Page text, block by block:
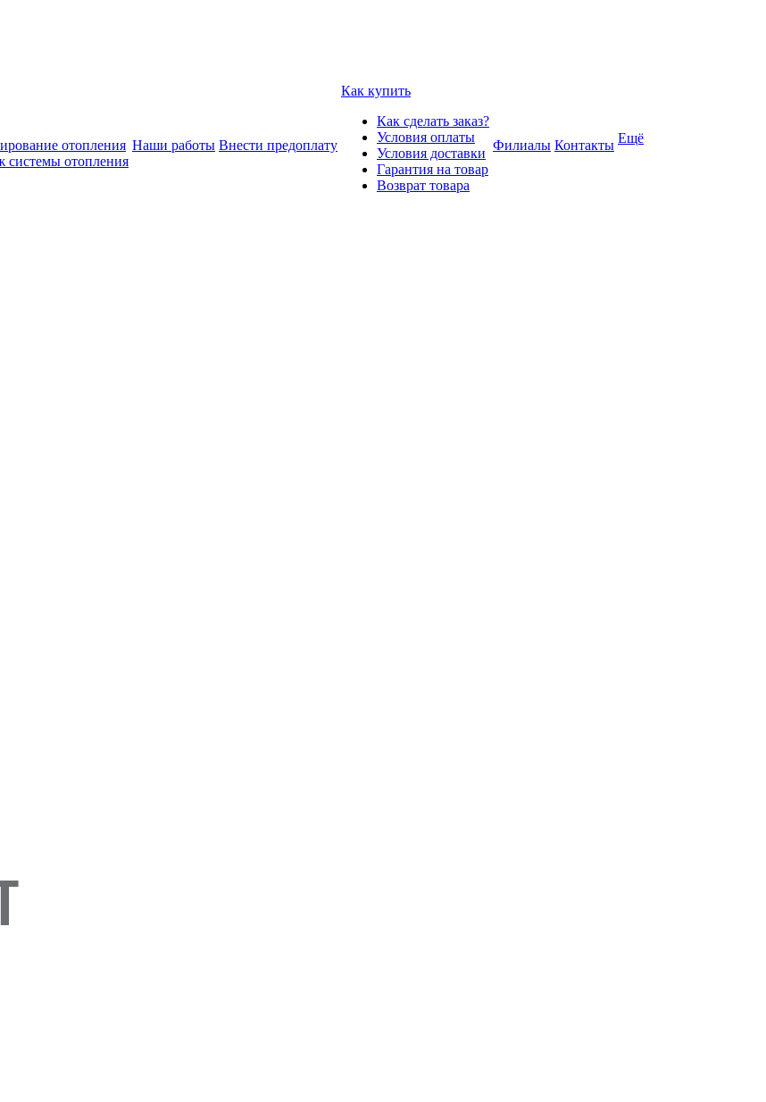
отопления
системы отопления
Наши работы Внести предоплату
Как купить
Как сделать заказ?
Условия оплаты
Условия доставки
Гарантия на товар
Возврат товара
Филиалы Контакты Ещё